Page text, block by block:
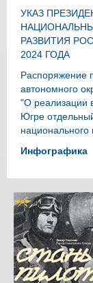
УКАЗ
РАЗВИТИЯ
2024 ГОДА
Распоряжение
автономного
"О реализации
Югре
Инфографика